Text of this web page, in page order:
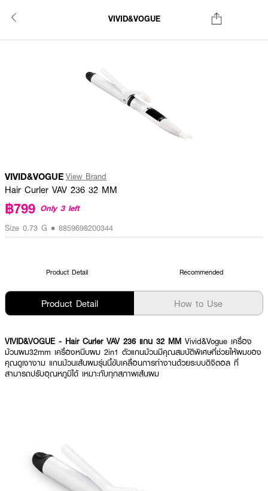
VIVID&VOGUE
VIVID&VOGUE View Brand
Hair Curler VAV 236 32 MM
฿799 Only 3 left
Size 0.73 G • 8859698200344
Product Detail Recommended
Product Detail How to Use
VIVID&VOGUE - Hair Curler VAV 236 แกน 32 MM Vivid&Vogue เครื่อง
ม้วนผม32mm เครื่องหนีบผม 2in1 ตัวแกนม้วนมีคุณสมบัติพิเศษที่ช่วยให้ผมของ
คุณดูเงางาม แกนม้วนเส้นผมรุ่นนี้ขับเคลื่อนการทำงานด้วยระบบดิจิตอล ที่
สามารถปรับอุณหภูมิได้ เหมาะกับทุกสภาพเส้นผม